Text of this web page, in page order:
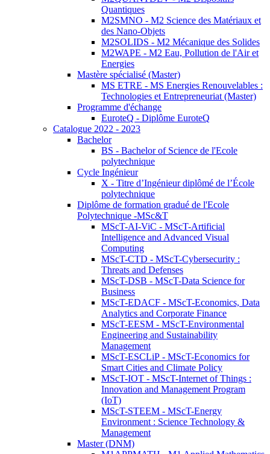
Quantiques
M2SMNO - M2 Science des Matériaux et
des Nano-Objets
M2SOLIDS - M2 Mécanique des Solides
M2WAPE - M2 Eau, Pollution de l'Air et
Energies
Mastère spécialisé (Master)
MS ETRE - MS Energies Renouvelables :
Technologies et Entrepreneuriat (Master)
Programme d'échange
EuroteQ - Diplôme EuroteQ
Catalogue 2022 - 2023
Bachelor
BS - Bachelor of Science de l'Ecole
polytechnique
Cycle Ingénieur
X - Titre d’Ingénieur diplômé de l’École
polytechnique
Diplôme de formation gradué de l'Ecole
Polytechnique -MSc&T
MScT-AI-ViC - MScT-Artificial
Intelligence and Advanced Visual
Computing
MScT-CTD - MScT-Cybersecurity :
Threats and Defenses
MScT-DSB - MScT-Data Science for
Business
MScT-EDACF - MScT-Economics, Data
Analytics and Corporate Finance
MScT-EESM - MScT-Environmental
Engineering and Sustainability
Management
MScT-ESCLiP - MScT-Economics for
Smart Cities and Climate Policy
MScT-IOT - MScT-Internet of Things :
Innovation and Management Program
(IoT)
MScT-STEEM - MScT-Energy
Environment : Science Technology &
Management
Master (DNM)